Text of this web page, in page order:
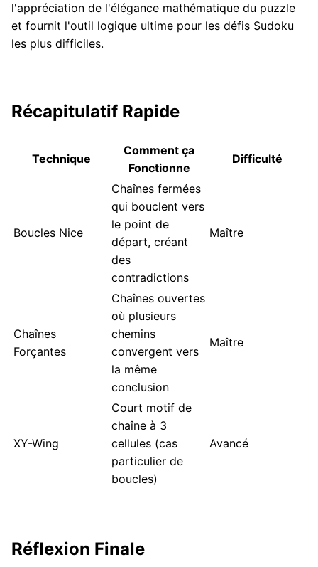
l'appréciation de l'élégance mathématique du puzzle
et fournit l'outil logique ultime pour les défis Sudoku
les plus difficiles.
Récapitulatif Rapide
Technique
Comment ça
Fonctionne
Difficulté
Boucles Nice
Chaînes fermées
qui bouclent vers
le point de
départ, créant
des
contradictions
Maître
Chaînes
Forçantes
Chaînes ouvertes
où plusieurs
chemins
convergent vers
la même
conclusion
Maître
XY-Wing
Court motif de
chaîne à 3
cellules (cas
particulier de
boucles)
Avancé
Réflexion Finale